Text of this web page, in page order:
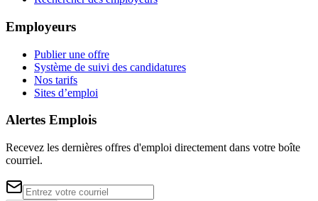
Employeurs
Publier une offre
Système de suivi des candidatures
Nos tarifs
Sites d’emploi
Alertes Emplois
Recevez les dernières offres d'emploi directement dans votre boîte
courriel.